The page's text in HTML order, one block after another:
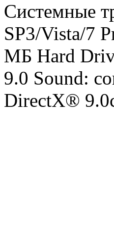
Системные
SP3/Vista/7
МБ Hard
9.0 Sound:
DirectX®